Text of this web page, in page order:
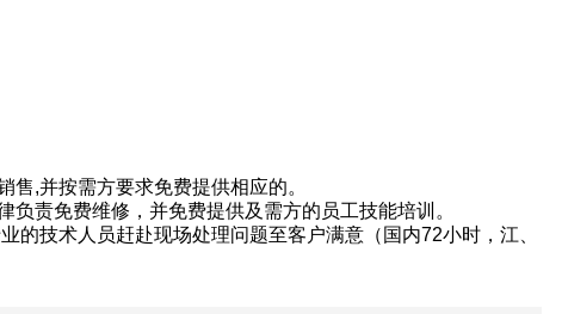
,并按需方要求免费提供相应的。
责免费维修，并免费提供及需方的员工技能培训。
技术人员赶赴现场处理问题至客户满意（国内72小时，江、